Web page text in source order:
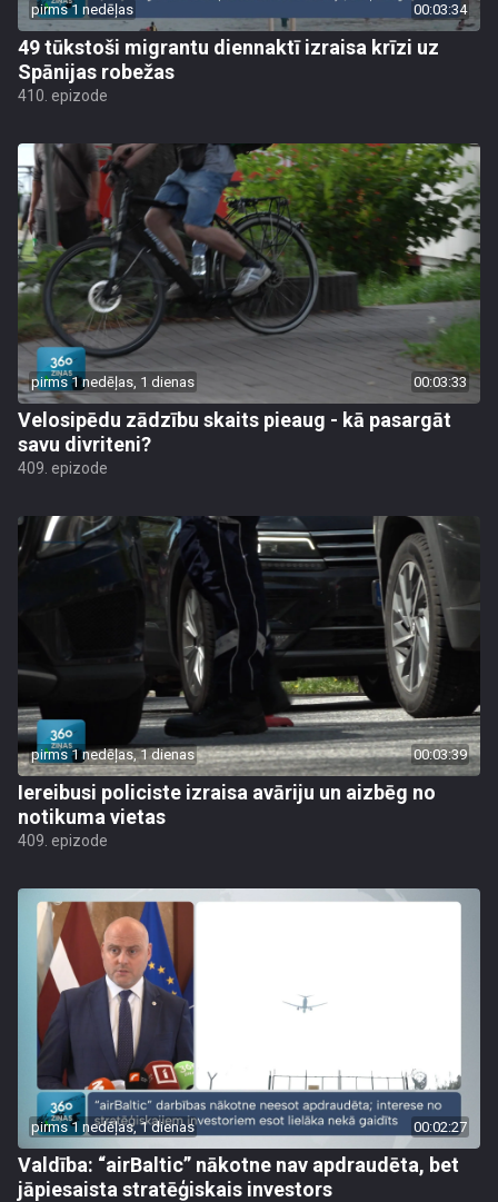
pirms 1 nedēļas 00:03:34
49 tūkstoši migrantu diennaktī izraisa krīzi uz
Spānijas robežas
410. epizode
pirms 1 nedēļas, 1 dienas 00:03:33
Velosipēdu zādzību skaits pieaug - kā pasargāt
savu divriteni?
409. epizode
pirms 1 nedēļas, 1 dienas 00:03:39
Iereibusi policiste izraisa avāriju un aizbēg no
notikuma vietas
409. epizode
pirms 1 nedēļas, 1 dienas 00:02:27
Valdība: “airBaltic” nākotne nav apdraudēta, bet
jāpiesaista stratēģiskais investors